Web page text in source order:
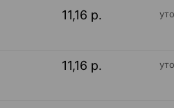
11,16 р.
11,16 р.